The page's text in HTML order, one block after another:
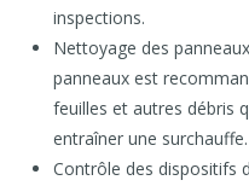
inspections.
Nettoyage des
panneaux est
feuilles et autres débris
entraîner une surchauffe.
Contrôle des dispositifs